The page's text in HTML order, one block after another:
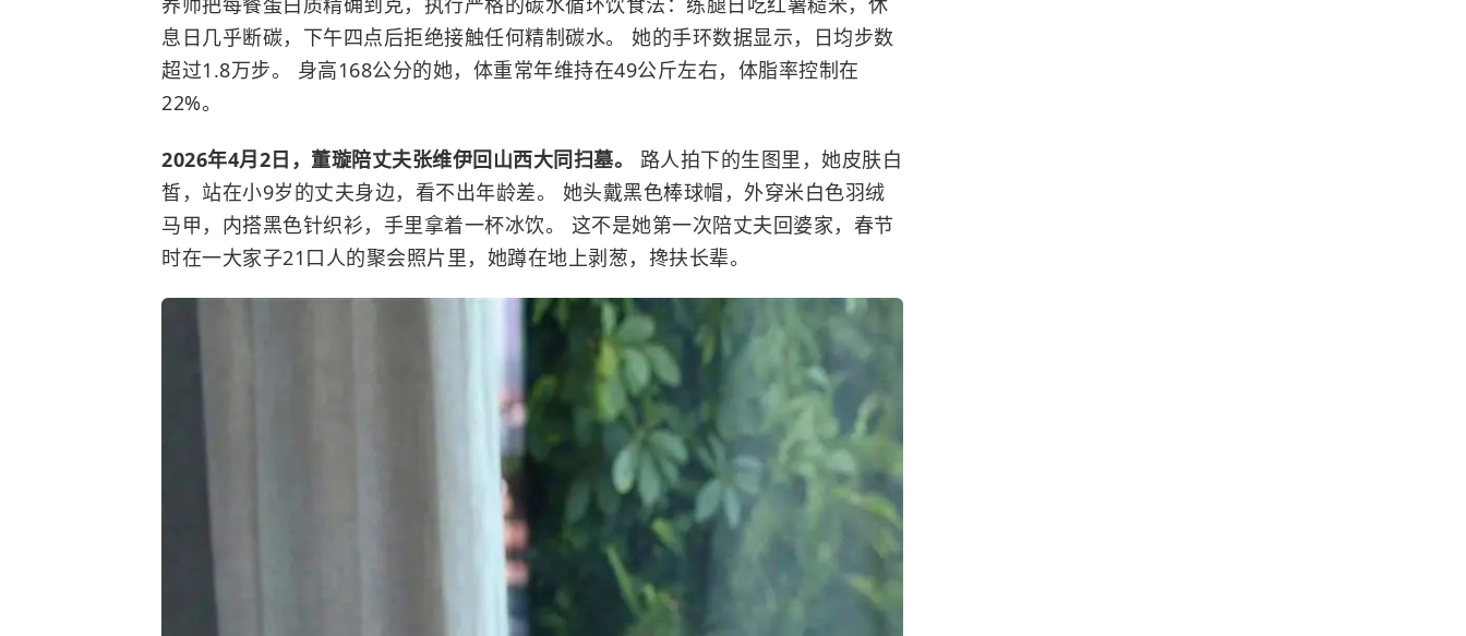
息日几乎断碳，下午四点后拒绝接触任何精制碳水。 她的手环数据显示，日均步数
超过1.8万步。 身高168公分的她，体重常年维持在49公斤左右，体脂率控制在
22%。
2026年4月2日，董璇陪丈夫张维伊回山西大同扫墓。 路人拍下的生图里，她皮肤白
皙，站在小9岁的丈夫身边，看不出年龄差。 她头戴黑色棒球帽，外穿米白色羽绒
马甲，内搭黑色针织衫，手里拿着一杯冰饮。 这不是她第一次陪丈夫回婆家，春节
时在一大家子21口人的聚会照片里，她蹲在地上剥葱，搀扶长辈。